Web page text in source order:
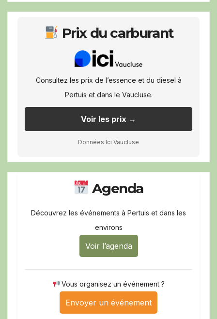
Prix du carburant
Consultez les prix de l’essence et du diesel à
Pertuis et dans le Vaucluse.
Voir les prix →
Données Ici Vaucluse
Agenda
Découvrez les événements à Pertuis et dans les
environs
Voir l’agenda
Vous organisez un événement ?
Envoyer un événement